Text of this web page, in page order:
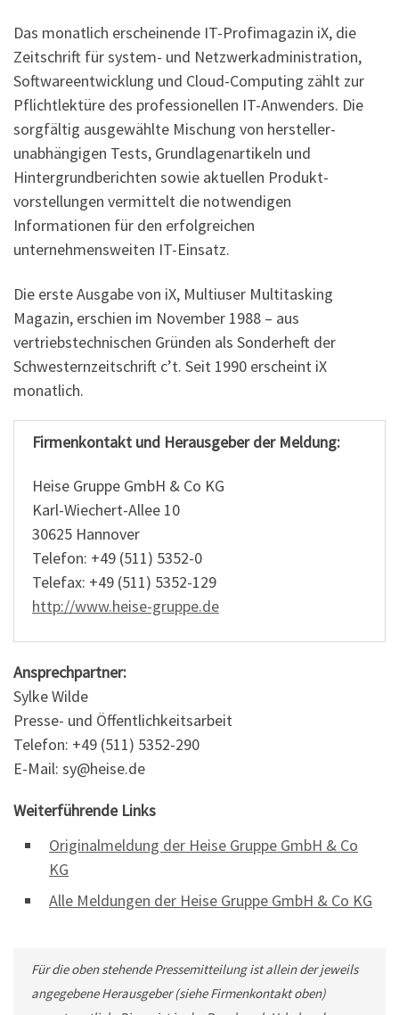
Das monatlich erscheinende IT-Profimagazin iX, die
Zeitschrift für system- und Netzwerkadministration,
Softwareentwicklung und Cloud-Computing zählt zur
Pflichtlektüre des professionellen IT-Anwenders. Die
sorgfältig ausgewählte Mischung von hersteller­
unabhängigen Tests, Grundlagenartikeln und
Hintergrund­berichten sowie aktuellen Produkt­
vorstellungen vermittelt die notwen­digen
Informationen für den erfolgreichen
unternehmensweiten IT-Einsatz.
Die erste Ausgabe von iX, Multiuser Multitasking
Magazin, erschien im November 1988 – aus
vertriebstechnischen Gründen als Sonderheft der
Schwesternzeitschrift c’t. Seit 1990 erscheint iX
monatlich.
Firmenkontakt und Herausgeber der Meldung:
Heise Gruppe GmbH & Co KG
Karl-Wiechert-Allee 10
30625 Hannover
Telefon: +49 (511) 5352-0
Telefax: +49 (511) 5352-129
http://www.heise-gruppe.de
Ansprechpartner:
Sylke Wilde
Presse- und Öffentlichkeitsarbeit
Telefon: +49 (511) 5352-290
E-Mail: sy@heise.de
Weiterführende Links
Originalmeldung der Heise Gruppe GmbH & Co
KG
Alle Meldungen der Heise Gruppe GmbH & Co KG
Für die oben stehende Pressemitteilung ist allein der jeweils
angegebene Herausgeber (siehe Firmenkontakt oben)